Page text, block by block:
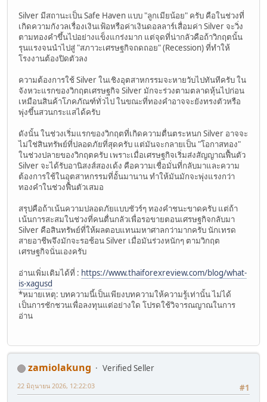
Silver มีสถานะเป็น Safe Haven แบบ "ลูกเมียน้อย" ครับ คือในช่วงที่
เกิดความกังวลเรื่องเงินเฟ้อหรือค่าเงินดอลลาร์เสื่อมค่า Silver จะวิ่ง
ตามทองคำขึ้นไปอย่างแข็งแกร่งมาก แต่จุดที่น่ากลัวคือถ้าวิกฤตนั้น
รุนแรงจนนำไปสู่ "สภาวะเศรษฐกิจถดถอย" (Recession) ที่ทำให้
โรงงานต้องปิดตัวลง
ความต้องการใช้ Silver ในเชิงอุตสาหกรรมจะหายวับไปทันทีครับ ใน
จังหวะแรกของวิกฤตเศรษฐกิจ Silver มักจะร่วงตามตลาดหุ้นไปก่อน
เหมือนสินค้าโภคภัณฑ์ทั่วไป ในขณะที่ทองคำอาจจะยังทรงตัวหรือ
พุ่งขึ้นสวนกระแสได้ครับ
ดังนั้น ในช่วงเริ่มแรกของวิกฤตที่เกิดความตื่นตระหนก Silver อาจจะ
ไม่ใช่สินทรัพย์ที่ปลอดภัยที่สุดครับ แต่มันจะกลายเป็น "โอกาสทอง"
ในช่วงปลายของวิกฤตครับ เพราะเมื่อเศรษฐกิจเริ่มส่งสัญญาณฟื้นตัว
Silver จะได้รับอานิสงส์สองเด้ง คือความเชื่อมั่นที่กลับมาและความ
ต้องการใช้ในอุตสาหกรรมที่อั้นมานาน ทำให้มันมักจะพุ่งแรงกว่า
ทองคำในช่วงฟื้นตัวเสมอ
สรุปคือถ้าเน้นความปลอดภัยแบบชัวร์ๆ ทองคำชนะขาดครับ แต่ถ้า
เน้นการสะสมในช่วงที่คนตื่นกลัวเพื่อรอขายตอนเศรษฐกิจกลับมา
Silver คือสินทรัพย์ที่ให้ผลตอบแทนมหาศาลกว่ามากครับ นักเทรด
สายอาชีพจึงมักจะรอช้อน Silver เมื่อมันร่วงหนักๆ ตามวิกฤต
เศรษฐกิจนั่นเองครับ
อ่านเพิ่มเติมได้ที่ : https://www.thaiforexreview.com/blog/what-
is-xagusd
*หมายเหตุ: บทความนี้เป็นเพียงบทความให้ความรู้เท่านั้น ไม่ได้
เป็นการชักชวนเพื่อลงทุนแต่อย่างใด โปรดใช้วิจารณญาณในการ
อ่าน
zamiolakung
Verified Seller
#1
22 มิถุนายน 2026, 12:22:03